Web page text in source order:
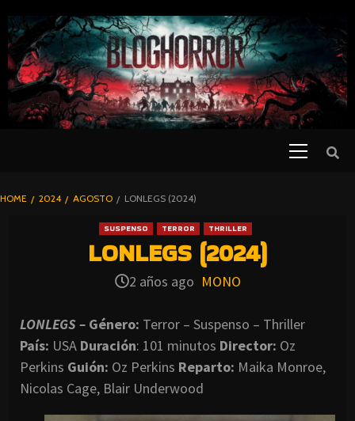
TO
CONTENT
BLOGHORROR
HOME 2024 AGOSTO LONLEGS (2024)
SUSPENSO TERROR THRILLER
LONLEGS (2024)
2 años ago MONO
LONLEGS – Género: Terror – Suspenso – Thriller
País: USA Duración: 101 minutos Director: Oz
Perkins Guión: Oz Perkins Reparto: Maika Monroe,
Nicolas Cage, Blair Underwood